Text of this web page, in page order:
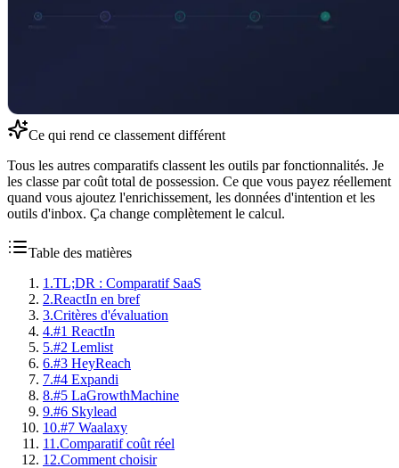
Ce qui rend ce classement différent
Tous les autres comparatifs classent les outils par fonctionnalités. Je
les classe par coût total de possession. Ce que vous payez réellement
quand vous ajoutez l'enrichissement, les données d'intention et les
outils d'inbox. Ça change complètement le calcul.
Table des matières
1 .TL;DR : Comparatif SaaS
2.ReactIn en bref
3.Critères d'évaluation
4.#1 ReactIn
5.#2 Lemlist
6.#3 HeyReach
7.#4 Expandi
8.#5 LaGrowthMachine
9.#6 Skylead
10.#7 Waalaxy
11 .Comparatif coût réel
12.Comment choisir